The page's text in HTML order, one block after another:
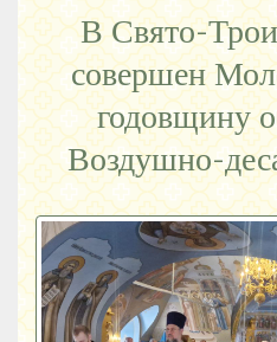
В Свято-
совершен
годовщину
Воздушно-